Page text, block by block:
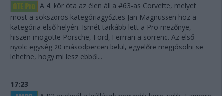
A 4. kör óta az élen áll a #63-as Corvette, melyet
most a sokszoros kategóriagyőztes Jan Magnussen hoz a
kategória első helyén. Ismét tarkább lett a Pro mezőnye,
hiszen mögötte Porsche, Ford, Ferrrari a sorrend. Az első
nyolc egység 20 másodpercen belül, egyelőre megjósolni se
lehetne, hogy mi lesz ebből...
17:23